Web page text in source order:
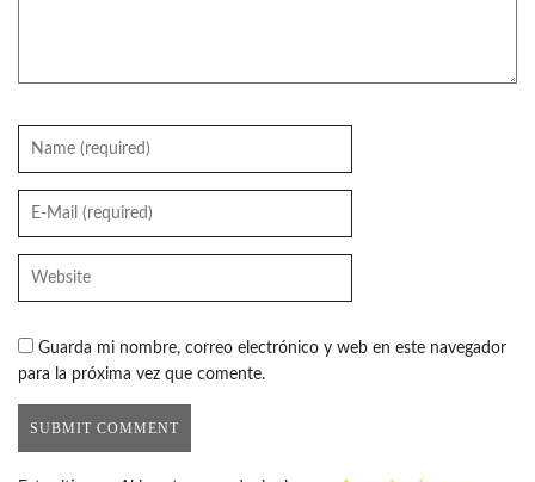
Guarda mi nombre, correo electrónico y web en este navegador
para la próxima vez que comente.